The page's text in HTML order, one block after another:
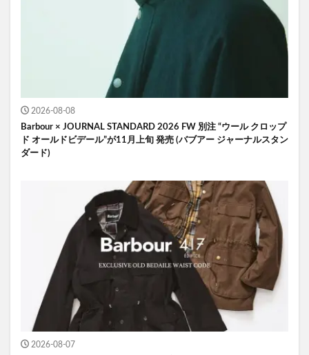
2026-08-08
Barbour × JOURNAL STANDARD 2026 FW 別注 “ウール クロップ
ド オールドビデール”が11月上旬 発売 (バブアー ジャーナルスタン
ダード)
2026-08-07